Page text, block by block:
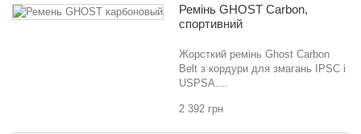
Ремінь GHOST Carbon,
спортивний
Жорсткий ремінь Ghost Carbon
Belt з кордури для змагань IPSC і
USPSA....
2 392 грн